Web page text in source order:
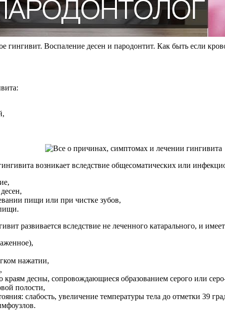
гингивит. Воспаление десен и пародонтит. Как быть если
возникает вследствие общесоматических или
пищи или при чистке зубов,
развивается вследствие не леченного катарального, и
нажатии,
десны, сопровождающиеся образованием серого или
полости,
слабость, увеличение температуры тела до отметки 39